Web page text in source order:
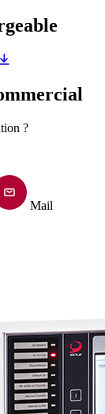
?
Mail